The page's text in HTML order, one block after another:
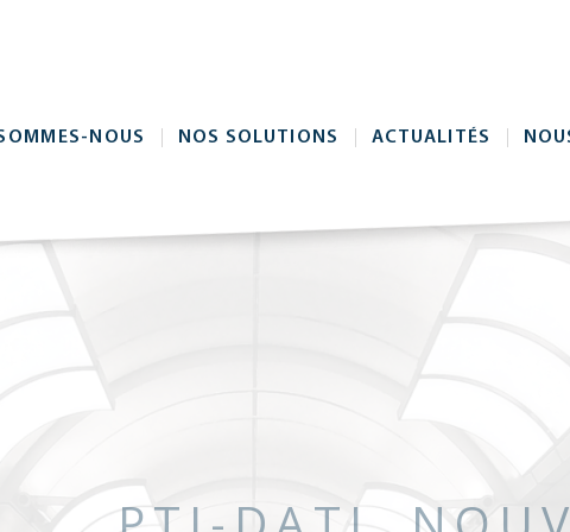
NOUS NOS SOLUTIONS ACTUALITÉS